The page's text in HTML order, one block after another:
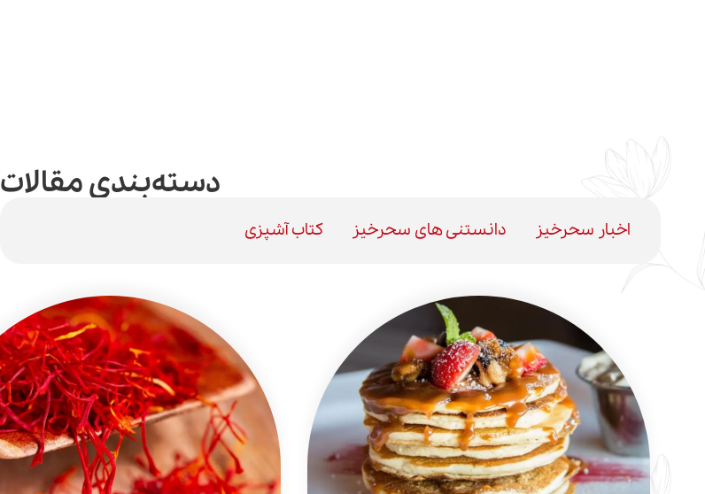
دسته‌بندی مقالات
اخبار سحرخیز دانستنی های سحرخیز کتاب آشپزی